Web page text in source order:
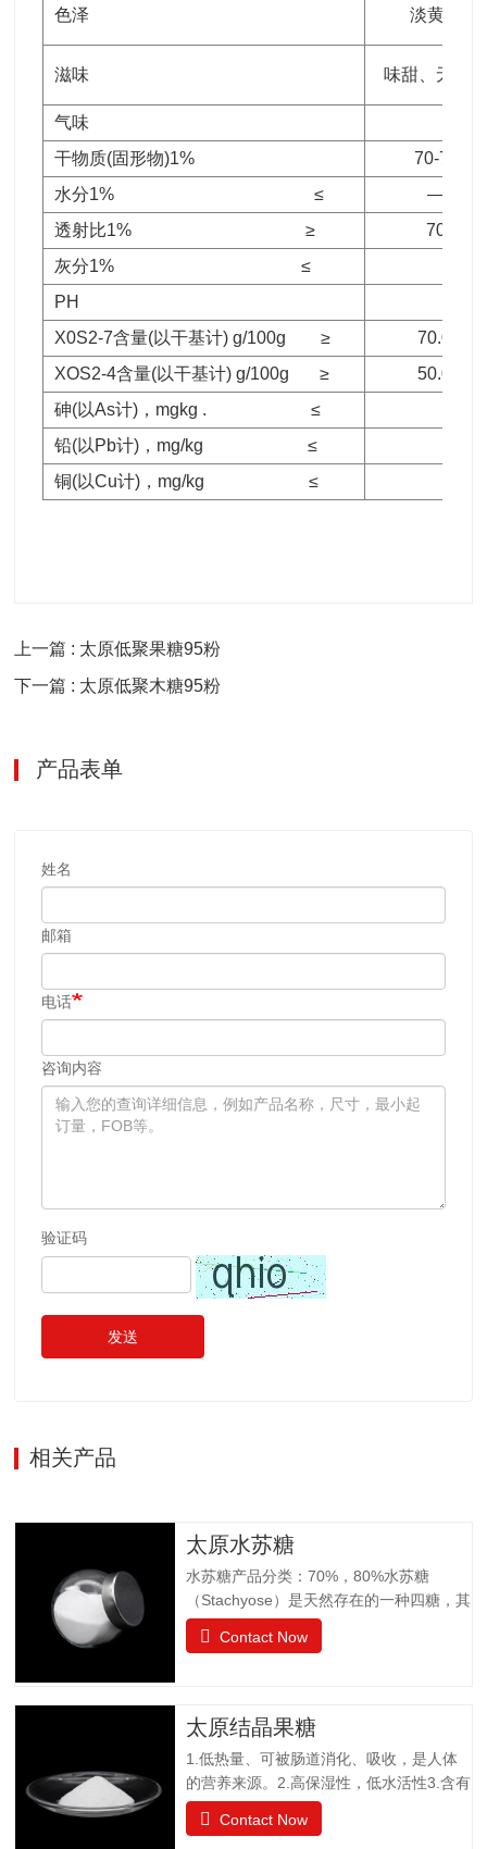
色泽 淡黄色
滋味 味甜、无异味
气味
干物质(固形物)1%
70-75
水分1% ≤
—
透射比1% ≥
70
灰分1% ≤
PH
X0S2-7含量(以干基计) g/100g ≥
70.0
XOS2-4含量(以干基计) g/100g ≥
50.0
砷(以As计)，mgkg . ≤
铅(以Pb计)，mg/kg ≤
铜(以Cu计)，mg/kg ≤
上一篇 : 太原低聚果糖95粉
下一篇 : 太原低聚木糖95粉
产品表单
姓名
邮箱
电话
咨询内容
验证码
发送
相关产品
太原水苏糖
水苏糖产品分类：70%，80%水苏糖
（Stachyose）是天然存在的一种四糖，其
结构有两个半乳糖、一个葡萄糖和一个果
糖组成。是一种非还原性功能低聚糖，水
口感清爽，无异味；作为普通食品生产经
营。物理特性：甜度为蔗糖的22%易溶于
水，溶解度为130g（20℃），不同于乙
醚、乙醇等有机溶剂保湿性和吸湿性均小
于蔗糖，但高于高果糖浆渗透压与蔗糖相
差不大水苏糖没有还原性可添加在液体食
Contact Now
太原结晶果糖
1.低热量、可被肠道消化、吸收，是人体
的营养来源。2.高保湿性，低水活性3.含有
醛基，可发生美拉德反应，使烘焙食品上
色。 4.冰点降低能力5.不易结晶性6.与其
Contact Now